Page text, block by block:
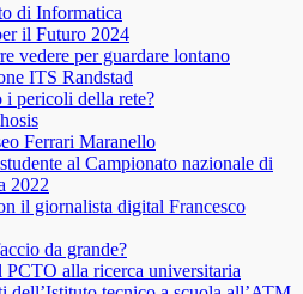
di Informatica
il Futuro 2024
vedere per guardare lontano
ITS Randstad
i pericoli della rete?
Ferrari Maranello
al Campionato nazionale di
2022
il giornalista digital Francesco
da grande?
alla ricerca universitaria